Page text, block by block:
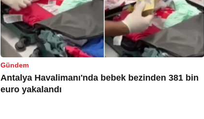
Gündem
Antalya Havalimanı'nda bebek bezinden 381 bin
euro yakalandı